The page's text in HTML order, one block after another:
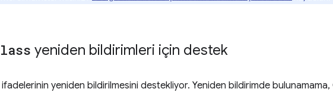
yeniden bildirimleri için destek
ifadelerinin yeniden bildirilmesini destekliyor. Yeniden bildirimde